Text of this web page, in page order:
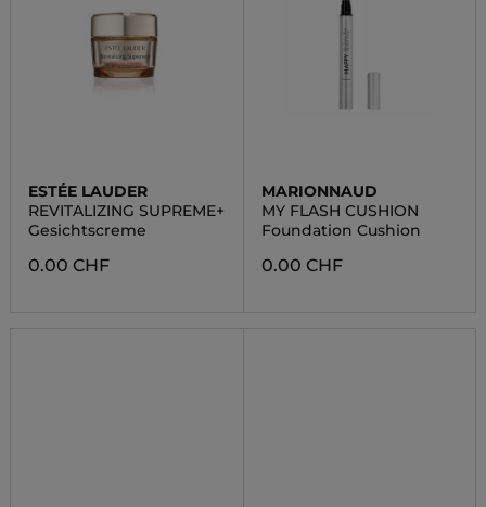
ESTÉE LAUDER
REVITALIZING SUPREME+
Gesichtscreme
0.00 CHF
MARIONNAUD
MY FLASH CUSHION
Foundation Cushion
0.00 CHF